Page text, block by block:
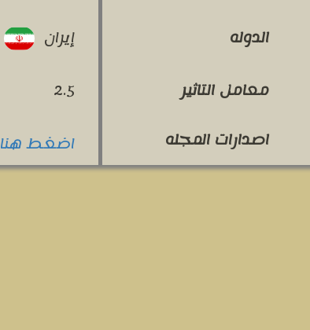
الدوله
إيران
معامل التاثير
2.5
اصدارات المجله
اضغط هنا